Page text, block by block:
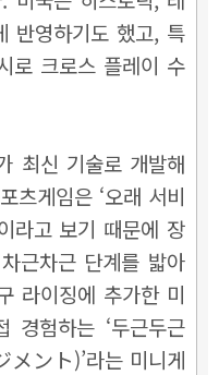
반영하기도 했고, 특
로 크로스 플레이 수
최신 기술로 개발해
츠게임은 ‘오래 서비
라고 보기 때문에 장
근차근 단계를 밟아
라이징에 추가한 미
경험하는 ‘두근두근
ント)’라는 미니게